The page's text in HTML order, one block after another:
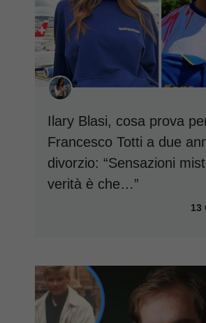
Ilary Blasi, cosa prova
Francesco Totti a due
divorzio: “Sensazioni
verità è che…”
13